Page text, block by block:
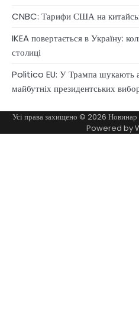
CNBC: Тарифи США на
IKEA повертається в Україну:
столиці
Politico EU: У Трампа шукають
майбутніх президентських
Усі права захищено © 2026 Новинар
Powered by